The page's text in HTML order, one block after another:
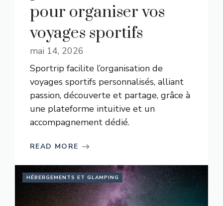
pour organiser vos
voyages sportifs
mai 14, 2026
Sportrip facilite l’organisation de
voyages sportifs personnalisés, alliant
passion, découverte et partage, grâce à
une plateforme intuitive et un
accompagnement dédié.
READ MORE
HÉBERGEMENTS ET GLAMPING